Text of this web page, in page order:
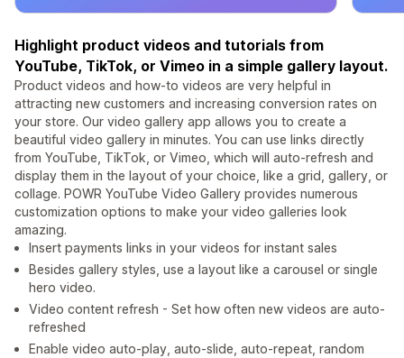
Highlight product videos and tutorials from
YouTube, TikTok, or Vimeo in a simple gallery layout.
Product videos and how-to videos are very helpful in
attracting new customers and increasing conversion rates on
your store. Our video gallery app allows you to create a
beautiful video gallery in minutes. You can use links directly
from YouTube, TikTok, or Vimeo, which will auto-refresh and
display them in the layout of your choice, like a grid, gallery, or
collage. POWR YouTube Video Gallery provides numerous
customization options to make your video galleries look
amazing.
Insert payments links in your videos for instant sales
Besides gallery styles, use a layout like a carousel or single
hero video.
Video content refresh - Set how often new videos are auto-
refreshed
Enable video auto-play, auto-slide, auto-repeat, random